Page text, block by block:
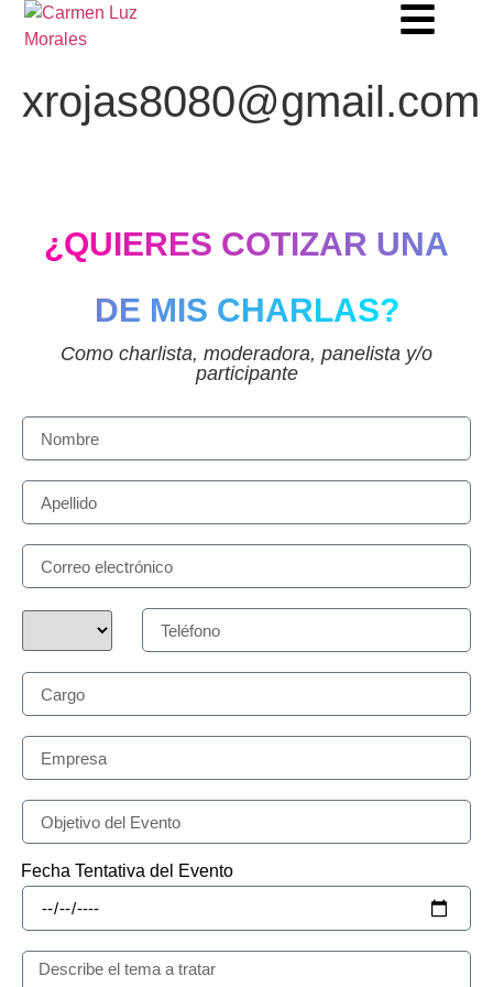
xrojas8080@gmail.com
¿QUIERES COTIZAR UNA
DE MIS CHARLAS?
Como charlista, moderadora, panelista y/o
participante
Fecha Tentativa del Evento